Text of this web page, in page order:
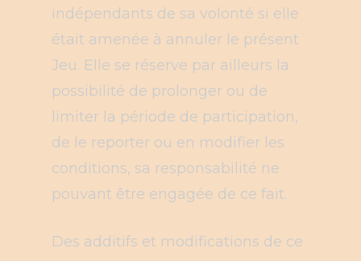
indépendants de sa volonté si elle
était amenée à annuler le présent
Jeu. Elle se réserve par ailleurs la
possibilité de prolonger ou de
limiter la période de participation,
de le reporter ou en modifier les
conditions, sa responsabilité ne
pouvant être engagée de ce fait.
Des additifs et modifications de ce